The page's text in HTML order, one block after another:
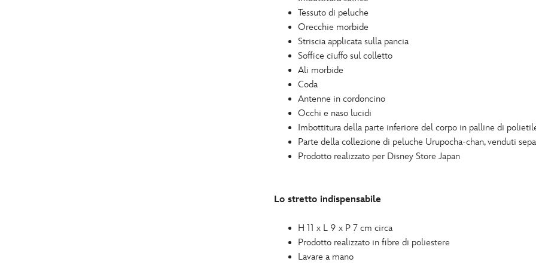
Tessuto di peluche
Orecchie morbide
Striscia applicata sulla pancia
Soffice ciuffo sul colletto
Ali morbide
Coda
Antenne in cordoncino
Occhi e naso lucidi
Imbottitura della parte inferiore del corpo in palline di
Parte della collezione di peluche Urupocha-chan, venduti
Prodotto realizzato per Disney Store Japan
Lo stretto indispensabile
H 11 x L 9 x P 7 cm circa
Prodotto realizzato in fibre di poliestere
Lavare a mano